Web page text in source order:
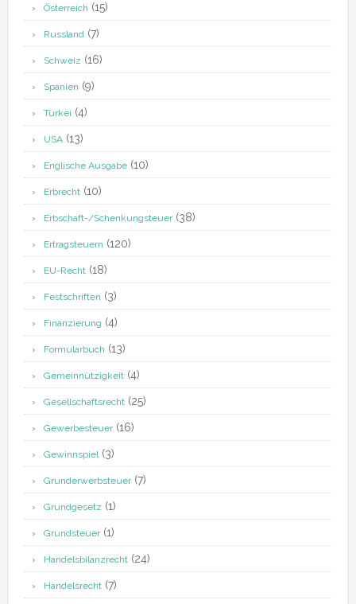
Österreich (15)
Russland(7)
Schweiz (16)
Spanien (9)
Türkei (4)
USA(13)
Englische Ausgabe(10)
Erbrecht(10)
Erbschaft-/Schenkungsteuer(38)
Ertragsteuern (120)
EU-Recht(18)
Festschriften (3)
Finanzierung (4)
Formularbuch (13)
Gemeinnützigkeit(4)
Gesellschaftsrecht(25)
Gewerbesteuer(16)
Gewinnspiel(3)
Grunderwerbsteuer(7)
Grundgesetz (1)
Grundsteuer(1)
Handelsbilanzrecht(24)
Handelsrecht(7)